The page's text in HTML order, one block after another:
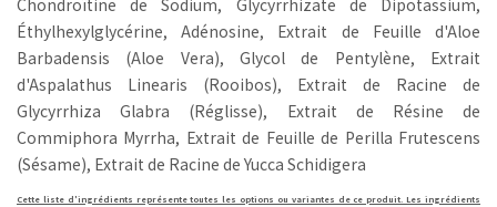
Éthylhexylglycérine, Adénosine, Extrait de Feuille d'Aloe
Barbadensis (Aloe Vera), Glycol de Pentylène, Extrait
d'Aspalathus Linearis (Rooibos), Extrait de Racine de
Glycyrrhiza Glabra (Réglisse), Extrait de Résine de
Commiphora Myrrha, Extrait de Feuille de Perilla Frutescens
(Sésame), Extrait de Racine de Yucca Schidigera
Cette liste d'ingrédients représente toutes les options ou variantes de ce produit. Les ingrédients